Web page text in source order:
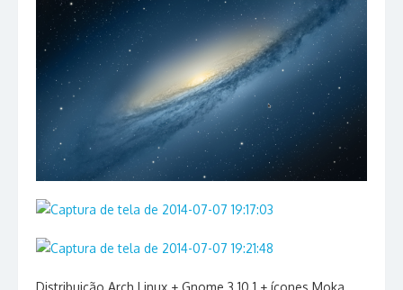
Distribuição Arch Linux + Gnome 3.10.1 + ícones Moka